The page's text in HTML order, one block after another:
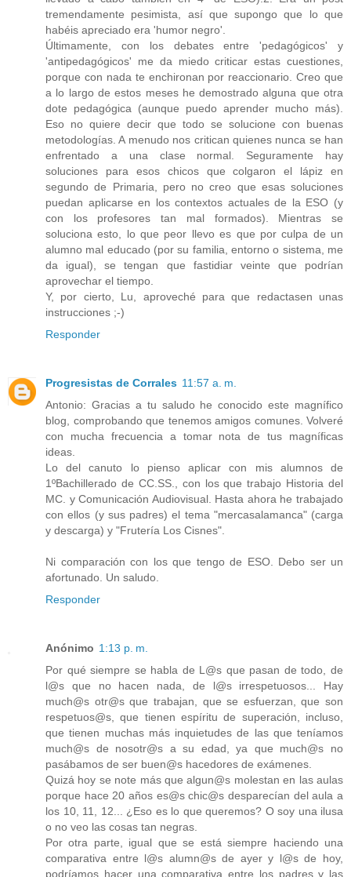
tremendamente pesimista, así que supongo que lo que
habéis apreciado era 'humor negro'.
Últimamente, con los debates entre 'pedagógicos' y
'antipedagógicos' me da miedo criticar estas cuestiones,
porque con nada te enchironan por reaccionario. Creo que
a lo largo de estos meses he demostrado alguna que otra
dote pedagógica (aunque puedo aprender mucho más).
Eso no quiere decir que todo se solucione con buenas
metodologías. A menudo nos critican quienes nunca se han
enfrentado a una clase normal. Seguramente hay
soluciones para esos chicos que colgaron el lápiz en
segundo de Primaria, pero no creo que esas soluciones
puedan aplicarse en los contextos actuales de la ESO (y
con los profesores tan mal formados). Mientras se
soluciona esto, lo que peor llevo es que por culpa de un
alumno mal educado (por su familia, entorno o sistema, me
da igual), se tengan que fastidiar veinte que podrían
aprovechar el tiempo.
Y, por cierto, Lu, aproveché para que redactasen unas
instrucciones ;-)
Responder
Progresistas de Corrales 11:57 a. m.
Antonio: Gracias a tu saludo he conocido este magnífico
blog, comprobando que tenemos amigos comunes. Volveré
con mucha frecuencia a tomar nota de tus magníficas
ideas.
Lo del canuto lo pienso aplicar con mis alumnos de
1ºBachillerado de CC.SS., con los que trabajo Historia del
MC. y Comunicación Audiovisual. Hasta ahora he trabajado
con ellos (y sus padres) el tema "mercasalamanca" (carga
y descarga) y "Frutería Los Cisnes".
Ni comparación con los que tengo de ESO. Debo ser un
afortunado. Un saludo.
Responder
Anónimo 1:13 p. m.
Por qué siempre se habla de L@s que pasan de todo, de
l@s que no hacen nada, de l@s irrespetuosos... Hay
much@s otr@s que trabajan, que se esfuerzan, que son
respetuos@s, que tienen espíritu de superación, incluso,
que tienen muchas más inquietudes de las que teníamos
much@s de nosotr@s a su edad, ya que much@s no
pasábamos de ser buen@s hacedores de exámenes.
Quizá hoy se note más que algun@s molestan en las aulas
porque hace 20 años es@s chic@s desparecían del aula a
los 10, 11, 12... ¿Eso es lo que queremos? O soy una ilusa
o no veo las cosas tan negras.
Por otra parte, igual que se está siempre haciendo una
comparativa entre l@s alumn@s de ayer y l@s de hoy,
podríamos hacer una comparativa entre los padres y las